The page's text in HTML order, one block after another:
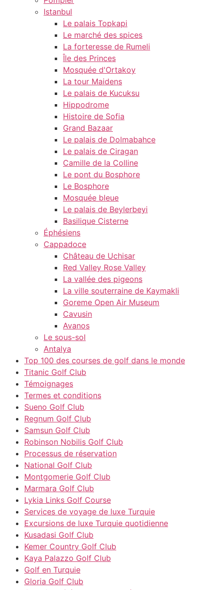
Istanbul
Le palais Topkapi
Le marché des spices
La forteresse de Rumeli
Île des Princes
Mosquée d'Ortakoy
La tour Maidens
Le palais de Kucuksu
Hippodrome
Histoire de Sofia
Grand Bazaar
Le palais de Dolmabahce
Le palais de Ciragan
Camille de la Colline
Le pont du Bosphore
Le Bosphore
Mosquée bleue
Le palais de Beylerbeyi
Basilique Cisterne
Éphésiens
Cappadoce
Château de Uchisar
Red Valley Rose Valley
La vallée des pigeons
La ville souterraine de Kaymakli
Goreme Open Air Museum
Cavusin
Avanos
Le sous-sol
Antalya
Top 100 des courses de golf dans le monde
Titanic Golf Club
Témoignages
Termes et conditions
Sueno Golf Club
Regnum Golf Club
Samsun Golf Club
Robinson Nobilis Golf Club
Processus de réservation
National Golf Club
Montgomerie Golf Club
Marmara Golf Club
Lykia Links Golf Course
Services de voyage de luxe Turquie
Excursions de luxe Turquie quotidienne
Kusadasi Golf Club
Kemer Country Golf Club
Kaya Palazzo Golf Club
Golf en Turquie
Gloria Golf Club